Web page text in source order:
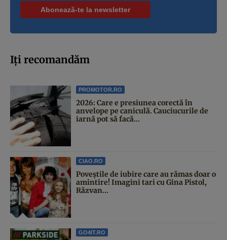
Iți recomandăm
PROMOTOR.RO
2026: Care e presiunea corectă în
anvelope pe caniculă. Cauciucurile de
iarnă pot să facă...
CIAO.RO
Poveştile de iubire care au rămas doar o
amintire! Imagini tari cu Gina Pistol,
Răzvan...
GO4IT.RO